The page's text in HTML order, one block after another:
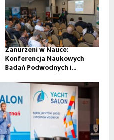
Zanurzeni w Nauce:
Konferencja Naukowych
Badań Podwodnych i...